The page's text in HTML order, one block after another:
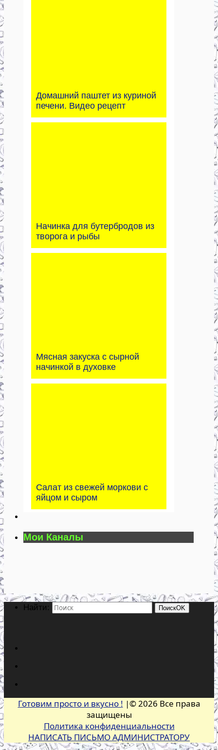
Домашний паштет из куриной
печени. Видео рецепт
Начинка для бутербродов из
творога и рыбы
Мясная закуска с сырной
начинкой в духовке
Салат из свежей моркови с
яйцом и сыром
Мои Каналы
Найти: ПоискOK
Готовим просто и вкусно ! |© 2026 Все права
защищены
Политика конфиденциальности
НАПИСАТЬ ПИСЬМО АДМИНИСТРАТОРУ